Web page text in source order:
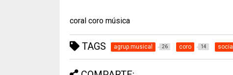
coral coro música
TAGS agrup.musical 26 coro 14 social